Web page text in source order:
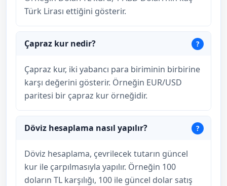
Türk Lirası ettiğini gösterir.
Çapraz kur nedir?
Çapraz kur, iki yabancı para biriminin birbirine
karşı değerini gösterir. Örneğin EUR/USD
paritesi bir çapraz kur örneğidir.
Döviz hesaplama nasıl yapılır?
Döviz hesaplama, çevrilecek tutarın güncel
kur ile çarpılmasıyla yapılır. Örneğin 100
doların TL karşılığı, 100 ile güncel dolar satış